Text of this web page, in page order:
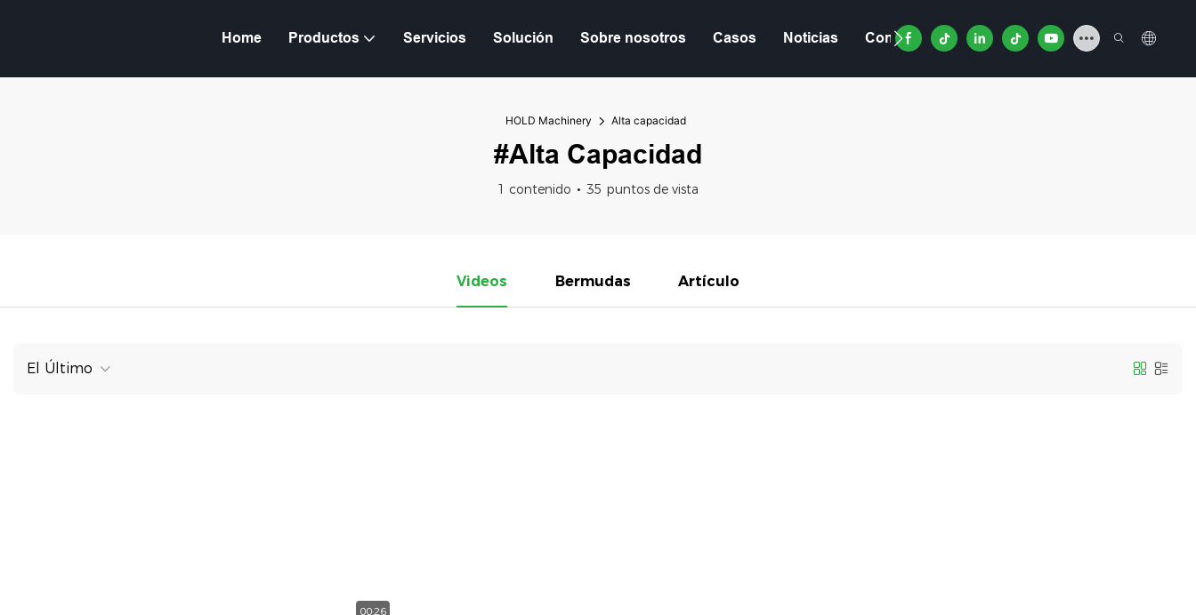
Home Productos Servicios Solución Sobre nosotros Casos Noticias Contacto Video
HOLD Machinery Alta capacidad
#Alta Capacidad
1 contenido 35 puntos de vista
Videos Bermudas Artículo
El Último
00:26